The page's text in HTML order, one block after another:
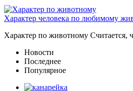
Характер человека по любимому
Характер по животному Считается,
Новости
Последнее
Популярное